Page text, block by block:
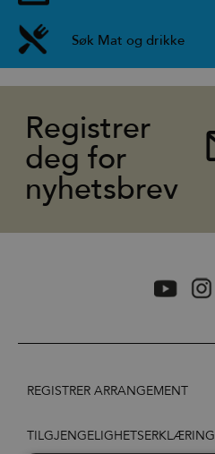
Søk Mat og drikke
Registrer
deg for
nyhetsbrev
REGISTRER ARRANGEMENT
TILGJENGELIGHETSERKLÆRING